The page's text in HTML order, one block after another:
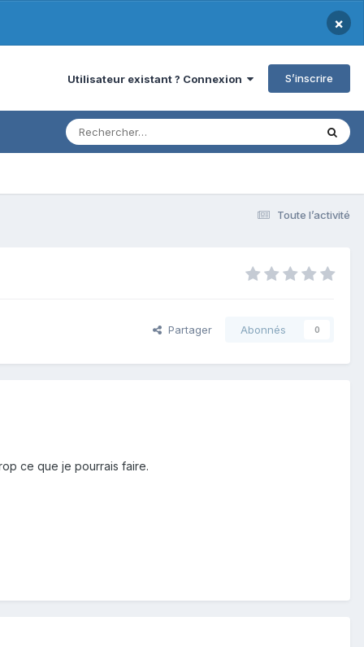
×
Utilisateur existant ? Connexion S’inscrire
Toute l’activité
Partager Abonnés 0
ce que je pourrais faire.